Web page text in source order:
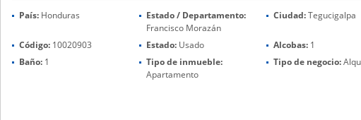
País:Honduras
Estado / Departamento:
Francisco Morazán
Ciudad:Tegucigalpa
Código:10020903 Estado:Usado Alcobas: 1
Baño:1
Tipo de inmueble:
Apartamento
Tipo de negocio: